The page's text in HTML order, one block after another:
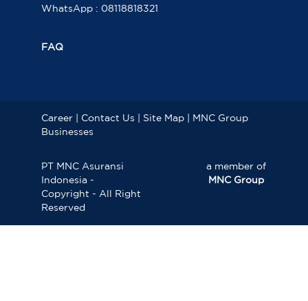
WhatsApp : 08118818321
FAQ
Career| Contact Us Site Map|
MNC Group
Businesses
PT MNC Asuransi
Indonesia -
Copyright - All Right
Reserved
a member of
MNC Group